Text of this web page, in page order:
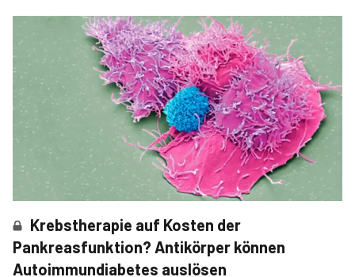
Krebstherapie auf Kosten der
Pankreasfunktion? Antikörper können
Autoimmundiabetes auslösen